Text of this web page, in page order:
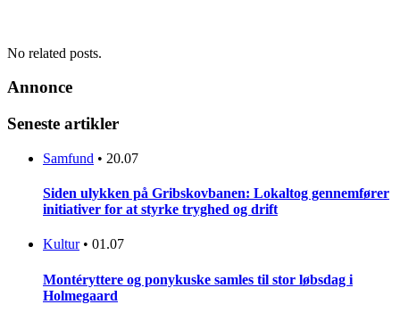
No related posts.
Annonce
Seneste artikler
Samfund • 20.07
Siden ulykken på Gribskovbanen: Lokaltog gennemfører
initiativer for at styrke tryghed og drift
Kultur • 01.07
Montéryttere og ponykuske samles til stor løbsdag i
Holmegaard